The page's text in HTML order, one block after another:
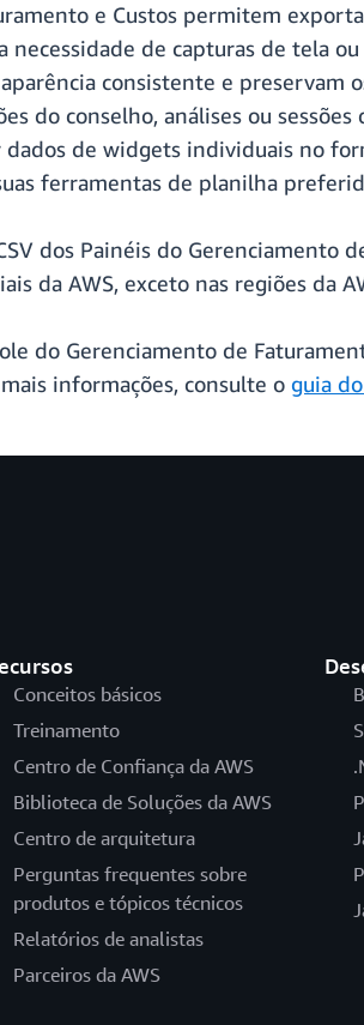
e Custos permitem
de capturas de tela
consistente e preservam
do conselho, análises ou
de widgets individuais no
ferramentas de planilha
dos Painéis do Gerenciamento
da AWS, exceto nas regiões da
do Gerenciamento de
informações, consulte o guia
Conceitos básicos
Treinamento
Centro de Confiança da AWS
Biblioteca de Soluções da AWS
Centro de arquitetura
Perguntas frequentes sobre
produtos e tópicos técnicos
Relatórios de analistas
Parceiros da AWS